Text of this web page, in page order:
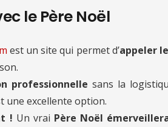
le Père Noël
est un site qui permet d’appeler
professionnelle sans la
une excellente option.
! Un vrai Père Noël